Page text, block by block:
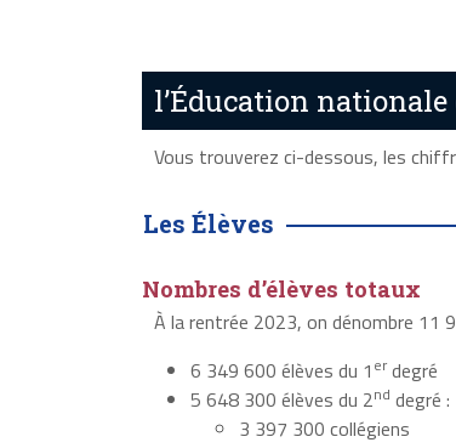
l’Éducation
Vous trouverez ci-dessous, les
Les Élèves
Nombres d’élèves totaux
À la rentrée 2023, on dénombre 11
6 349 600 élèves du 1 er degré
5 648 300 élèves du 2nd degré :
3 397 300 collégiens